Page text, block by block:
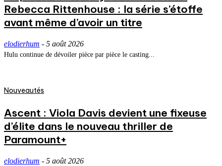
Rebecca Rittenhouse : la série s’étoffe
avant même d’avoir un titre
elodierhum - 5 août 2026
Hulu continue de dévoiler pièce par pièce le casting...
Nouveautés
Ascent : Viola Davis devient une fixeuse
d’élite dans le nouveau thriller de
Paramount+
elodierhum - 5 août 2026